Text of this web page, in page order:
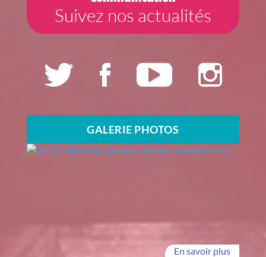
Suivez nos actualités
GALERIE PHOTOS
En savoir plus